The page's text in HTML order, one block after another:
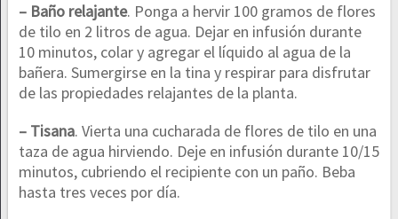
– Baño relajante. Ponga a hervir 100 gramos de flores
de tilo en 2 litros de agua. Dejar en infusión durante
10 minutos, colar y agregar el líquido al agua de la
bañera. Sumergirse en la tina y respirar para disfrutar
de las propiedades relajantes de la planta.
– Tisana. Vierta una cucharada de flores de tilo en una
taza de agua hirviendo. Deje en infusión durante 10/15
minutos, cubriendo el recipiente con un paño. Beba
hasta tres veces por día.